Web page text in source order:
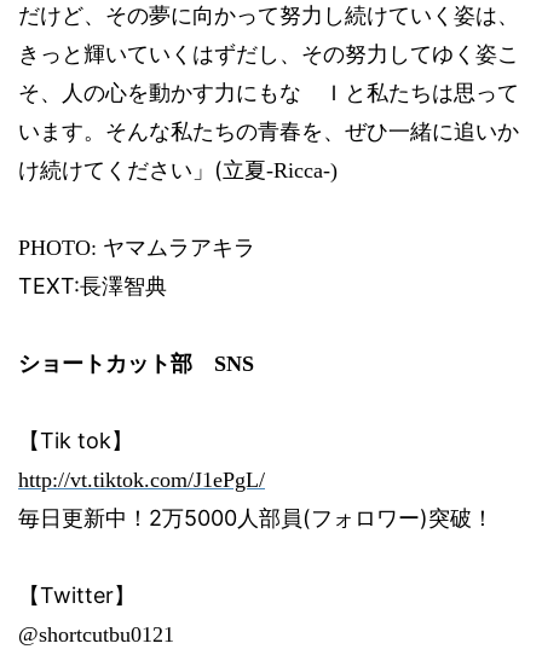
だけど、その夢に向かって努力し続けていく姿は、
きっと輝いていくはずだし、その努力してゆく姿こ
そ、人の心を動かす力にもな Ｉと私たちは思って
います。そんな私たちの青春を、ぜひ一緒に追いか
け続けてください」 (立夏-Ricca-)
PHOTO: ヤマムラアキラ
TEXT:長澤智典
ショートカット部 SNS
【Tik tok 】
http://vt.tiktok.com/J1ePgL/
毎日更新中！ 2万5000人部員 (フォロワー)突破！
【Twitter】
@shortcutbu0121